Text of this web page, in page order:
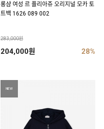
롱샴 여성 르 플리아쥬 오리지널 모카 토
트백 1626 089 002
283,000원
204,000원 28%
NEW